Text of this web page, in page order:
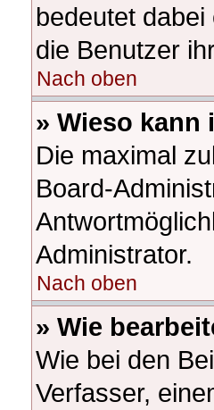
bedeutet
die Benutzer
Nach oben
» Wieso
Die maximal
Board-
Administrator.
Nach oben
» Wie
Wie bei den
Verfasser,